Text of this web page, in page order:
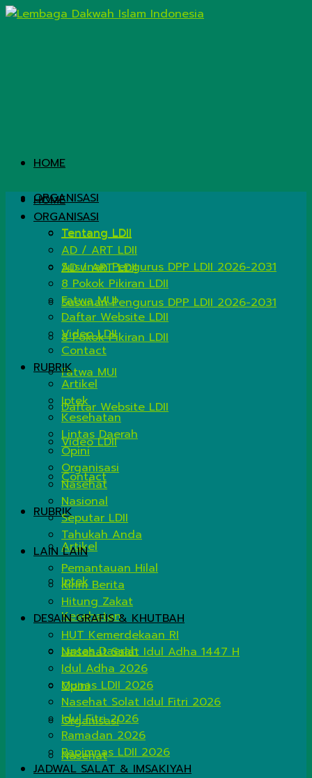
HOME
ORGANISASI
Tentang LDII
AD / ART LDII
Susunan Pengurus DPP LDII 2026-2031
8 Pokok Pikiran LDII
Fatwa MUI
Daftar Website LDII
Video LDII
Contact
RUBRIK
Artikel
Iptek
Kesehatan
Lintas Daerah
Opini
Organisasi
Nasehat
HOME
ORGANISASI
Tentang LDII
AD / ART LDII
Susunan Pengurus DPP LDII 2026-2031
8 Pokok Pikiran LDII
Fatwa MUI
Daftar Website LDII
Video LDII
Contact
RUBRIK
Artikel
Iptek
Kesehatan
Lintas Daerah
Opini
Organisasi
Nasehat
Nasional
Seputar LDII
Tahukah Anda
LAIN LAIN
Pemantauan Hilal
Kirim Berita
Hitung Zakat
DESAIN GRAFIS & KHUTBAH
HUT Kemerdekaan RI
Nasehat Salat Idul Adha 1447 H
Idul Adha 2026
Munas LDII 2026
Nasehat Solat Idul Fitri 2026
Idul Fitri 2026
Ramadan 2026
Rapimnas LDII 2026
JADWAL SALAT & IMSAKIYAH